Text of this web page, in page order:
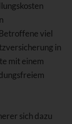
viel
in
mit einem
sich dazu